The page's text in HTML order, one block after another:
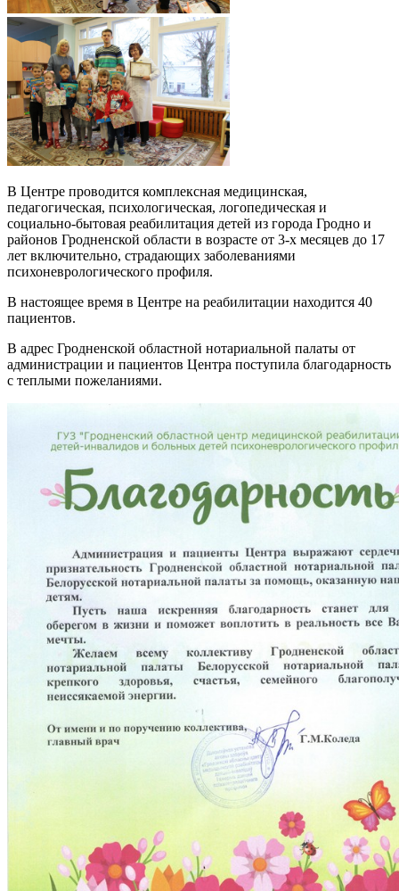
В Центре проводится комплексная медицинская,
педагогическая, психологическая, логопедическая и
социально-бытовая реабилитация детей из города Гродно и
районов Гродненской области в возрасте от 3-х месяцев до 17
лет включительно, страдающих заболеваниями
психоневрологического профиля.
В настоящее время в Центре на реабилитации находится 40
пациентов.
В адрес Гродненской областной нотариальной палаты от
администрации и пациентов Центра поступила благодарность
с теплыми пожеланиями.